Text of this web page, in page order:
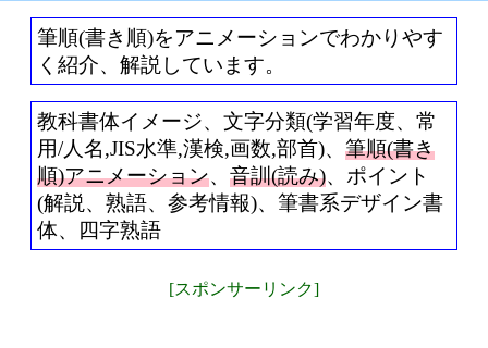
筆順(書き順)をアニメーションでわかりやす
く紹介、解説しています。
教科書体イメージ、文字分類(学習年度、常
用/人名,JIS水準,漢検,画数,部首)、 筆順(書き
順)アニメーション、 音訓(読み)、ポイント
(解説、熟語、参考情報)、筆書系デザイン書
体、四字熟語
[スポンサーリンク]